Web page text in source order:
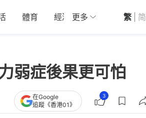
體育 經濟 01深圳 觀點
更多 繁 简
弱症後果更可怕
在Google
追蹤《香港01》
3